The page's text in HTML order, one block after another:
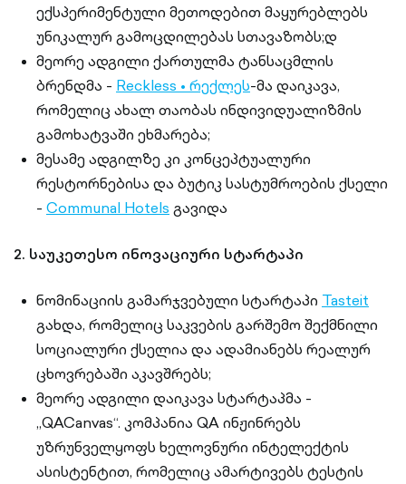
ექსპერიმენტული მეთოდებით მაყურებლებს
უნიკალურ გამოცდილებას სთავაზობს;დ
მეორე ადგილი ქართულმა ტანსაცმლის
ბრენდმა - Reckless • რექლეს-მა დაიკავა,
რომელიც ახალ თაობას ინდივიდუალიზმის
გამოხატვაში ეხმარება;
მესამე ადგილზე კი კონცეპტუალური
რესტორნებისა და ბუტიკ სასტუმროების ქსელი
- Communal Hotels გავიდა
2. საუკეთესო ინოვაციური სტარტაპი
ნომინაციის გამარჯვებული სტარტაპი Tasteit
გახდა, რომელიც საკვების გარშემო შექმნილი
სოციალური ქსელია და ადამიანებს რეალურ
ცხოვრებაში აკავშრებს;
მეორე ადგილი დაიკავა სტარტაპმა -
„QACanvas“. კომპანია QA ინჟინრებს
უზრუნველყოფს ხელოვნური ინტელექტის
ასისტენტით, რომელიც ამარტივებს ტესტის